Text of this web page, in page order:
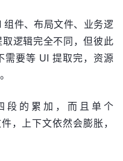
件、布局文件、业务逻
逻辑完全不同，但彼此
要等 UI 提取完，资源
段的累加，而且单个
，上下文依然会膨胀，